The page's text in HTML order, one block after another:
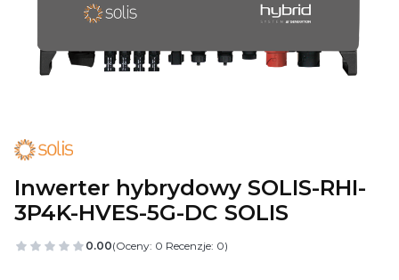
Inwerter hybrydowy SOLIS-RHI-
3P4K-HVES-5G-DC SOLIS
0.00(Oceny: 0 Recenzje: 0)